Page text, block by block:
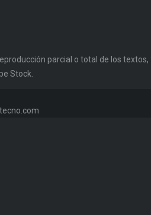
parcial o total de los
Stock.